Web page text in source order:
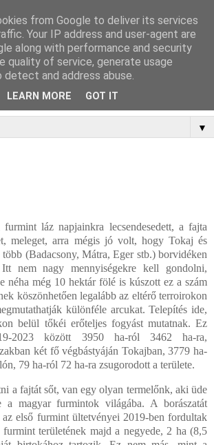
▼
láz napjainkra lecsendesedett, a fajta
meleget, arra mégis jó volt, hogy Tokaj és
(Badacsony, Mátra, Eger stb.) borvidéken
nem nagy mennyiségekre kell gondolni,
néha még 10 hektár fölé is kúszott ez a szám
köszönhetően legalább az eltérő terroirokon
különféle arcukat. Telepítés ide,
belül tőkéi erőteljes fogyást mutatnak. Ez
2023 között 3950 ha-ról 3462 ha-ra,
két fő végbástyáján Tokajban, 3779 ha-
79 ha-ról 72 ha-ra zsugorodott a területe.
a fajtát sőt, van egy olyan termelőnk, aki üde
a magyar furmintok világába. A borászatát
az első furmint ültetvényei 2019-ben fordultak
területének majd a negyede, 2 ha (8,5
from Google to deliver its services
Your IP address and user-agent are
along with performance and security
quality of service, generate usage
and address abuse.
LEARN MORE GOT IT